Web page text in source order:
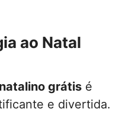
ao Natal
grátis é
e divertida.